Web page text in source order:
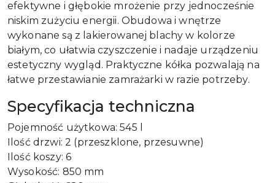
efektywne i głębokie mrożenie przy jednocześnie
niskim zużyciu energii. Obudowa i wnętrze
wykonane są z lakierowanej blachy w kolorze
białym, co ułatwia czyszczenie i nadaje urządzeniu
estetyczny wygląd. Praktyczne kółka pozwalają na
łatwe przestawianie zamrażarki w razie potrzeby.
Specyfikacja techniczna
Pojemność użytkowa: 545 l
Ilość drzwi: 2 (przeszklone, przesuwne)
Ilość koszy: 6
Wysokość: 850 mm